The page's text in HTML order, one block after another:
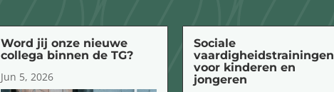
Word jij onze nieuwe
collega binnen de TG?
Jun 5, 2026
Sociale
vaardigheidstrainingen
voor kinderen en
jongeren